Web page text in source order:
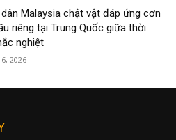
Malaysia chật vật đáp ứng cơn
riêng tại Trung Quốc giữa thời
nghiệt
2026